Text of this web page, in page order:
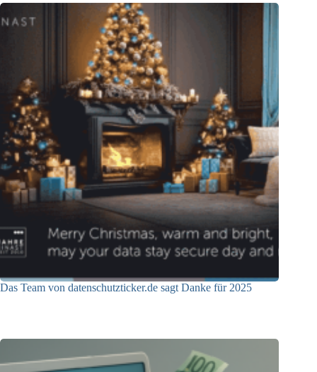
Das Team von datenschutzticker.de sagt Danke für 2025